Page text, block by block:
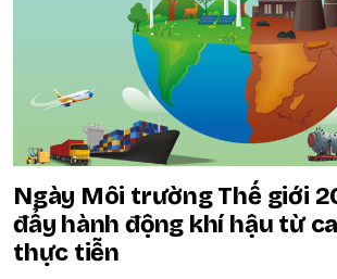
Ngày Môi trường Thế giới
đẩy hành động khí hậu từ
thực tiễn